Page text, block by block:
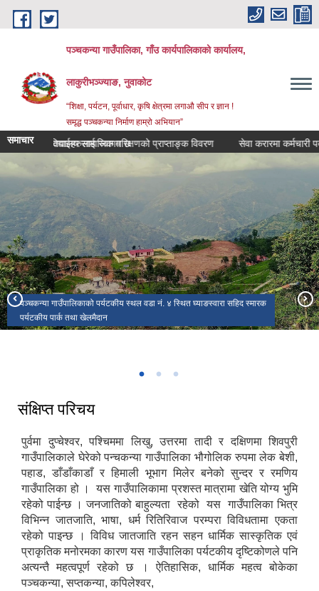
Skip to main content
पञ्‍चकन्या गाउँपालिका, गाँउ कार्यपालिकाको कार्यालय,
लाकुरीभञ्‍ज्याङ, नुवाकोट
“शिक्षा, पर्यटन, पूर्वाधार, कृषि क्षेत्रमा लगाऔ सीप र ज्ञान !
समृद्ध पञ्‍चकन्या निर्माण हाम्रो अभियान”
तपाईहरुलाई स्वागत छ
समाचारविद्यालय सामाजिक परिक्षणको प्राप्ताङ्क विवरण सेवा करारमा कर्मचारी
पञ्‍चकन्या गाउँपालिकाको पर्यटकीय स्थल वडा नं. ४ स्थित घ्याङस्वारा सहिद स्मारक
पर्यटकीय पार्क तथा खेलमैदान
पञ्‍चकन्या गाउँपालिकाको प्रशासकीय भवन
संक्षिप्त परिचय
पुर्वमा दुप्चेश्वर, पश्चिममा लिखु, उत्तरमा तादी र दक्षिणमा शिवपुरी
गाउँपालिकाले घेरेको पन्चकन्या गाउँपालिका भौगोलिक रुपमा लेक बेशी,
पहाड, डाँडाँकाडाँ र हिमाली भूभाग मिलेर बनेको सुन्दर र रमणिय
गाउँपालिका हो । यस गाउँपालिकामा प्रशस्त मात्रामा खेति योग्य भुमि
रहेको पाईन्छ । जनजातिको बाहुल्यता रहेको यस गाउँपालिका भित्र
विभिन्न जातजाति, भाषा, धर्म रितिरिवाज परम्परा विविधतामा एकता
रहेको पाइन्छ । विविध जातजाति रहन सहन धार्मिक सास्कृतिक एवं
प्राकृतिक मनोरमका कारण यस गाउँपालिका पर्यटकीय दृष्टिकोणले पनि
अत्यन्तै महत्वपूर्ण रहेको छ । ऐतिहासिक, धार्मिक महत्व बोकेका
पञ्चकन्या, सप्तकन्या, कपिलेश्वर,